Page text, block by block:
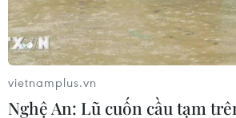
Theo dõi VietnamPlus
vietnamplus.vn
Nghệ An: Lũ cuốn cầu tạm